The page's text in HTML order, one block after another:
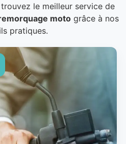
le meilleur service de
motogrâce à nos
pratiques.